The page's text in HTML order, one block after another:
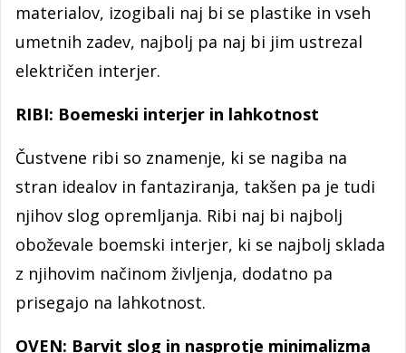
materialov, izogibali naj bi se plastike in vseh
umetnih zadev, najbolj pa naj bi jim ustrezal
električen interjer.
RIBI: Boemeski interjer in lahkotnost
Čustvene ribi so znamenje, ki se nagiba na
stran idealov in fantaziranja, takšen pa je tudi
njihov slog opremljanja. Ribi naj bi najbolj
oboževale boemski interjer, ki se najbolj sklada
z njihovim načinom življenja, dodatno pa
prisegajo na lahkotnost.
OVEN: Barvit slog in nasprotje minimalizma